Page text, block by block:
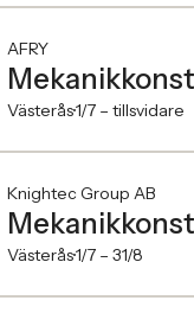
AFRY
Västerås1/7 – tillsvidare
Knightec Group AB
Västerås1/7 – 31/8